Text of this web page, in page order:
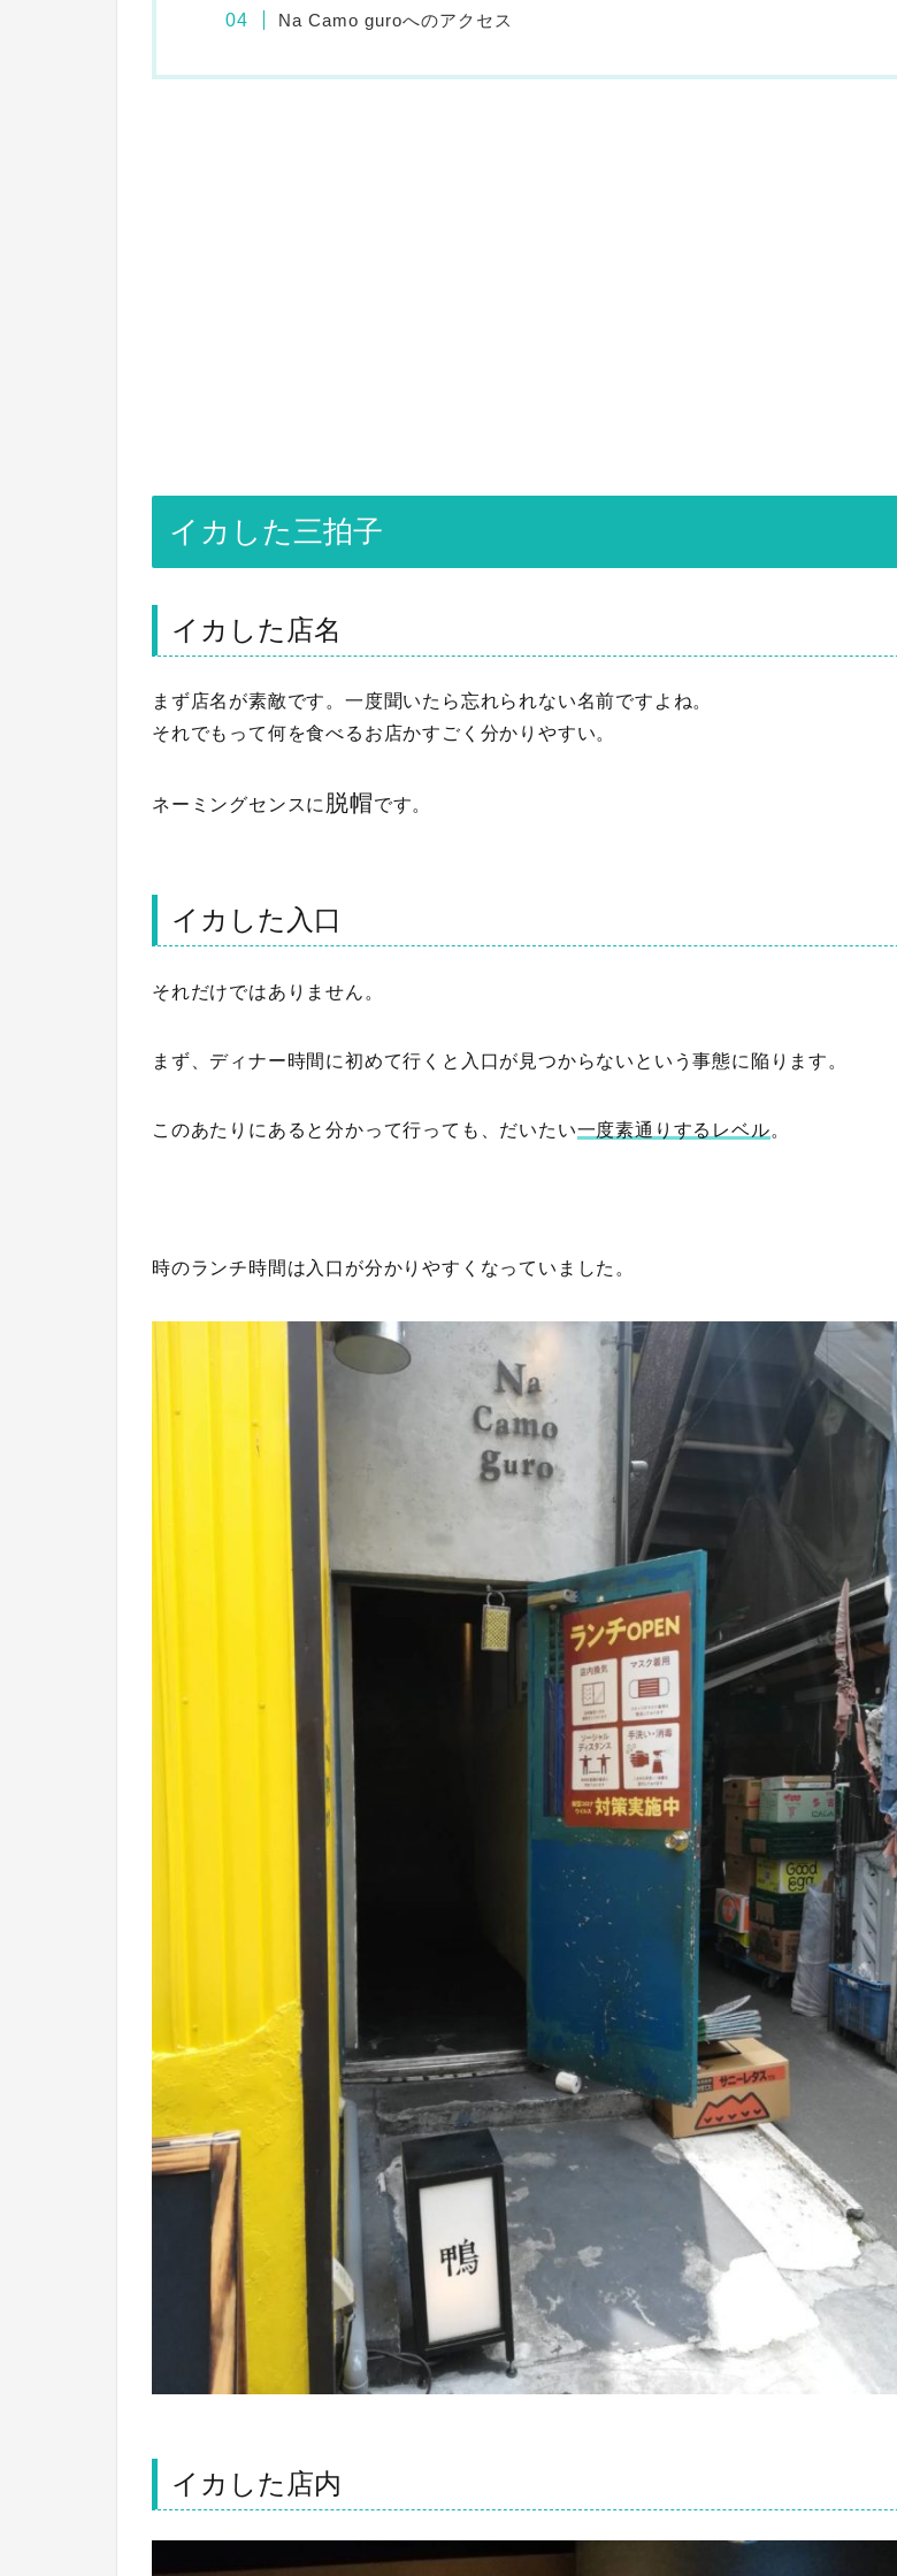
Na Camo guroへのアクセス
イカした三拍子
イカした店名
まず店名が素敵です。 一度聞いたら忘れられない名前ですよね。
それでもって何を食べるお店かすごく分かりやすい。
ネーミングセンスに 脱帽です。
イカした入口
それだけではありません。
まず、ディナー時間に初めて行くと入口が見つからないという事態に陥ります。
このあたりにあると分かって行っても、だいたい一度素通りするレベル。
時のランチ時間は入口が分かりやすくなっていました。
イカした店内